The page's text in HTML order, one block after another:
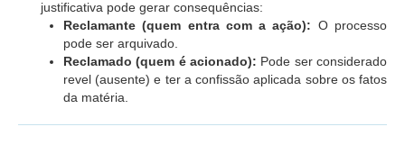
Comitê de Prevenção e Enfrentamento do Assédio
Moral, do Assédio Sexual e da Discriminação
Comissão Permanente de Gestão Socioambiental
Comitê Gestor do Plano de Contratações e Aquisições
no Âmbito do TRT11
Grupo Operacional do Centro de Inteligência
justificativa pode gerar consequências:
Reclamante (quem entra com a ação): O processo
pode ser arquivado.
Reclamado (quem é acionado): Pode ser considerado
revel (ausente) e ter a confissão aplicada sobre os fatos
da matéria.